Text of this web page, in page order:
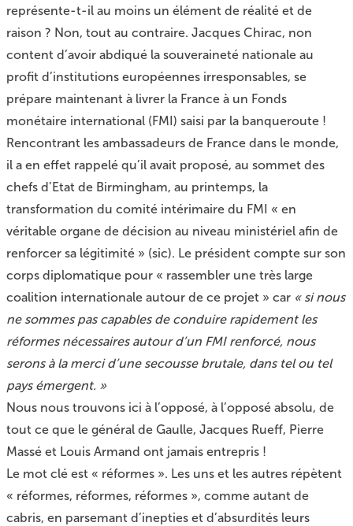
représente-t-il au moins un élément de réalité et de
raison ? Non, tout au contraire. Jacques Chirac, non
content d’avoir abdiqué la souveraineté nationale au
profit d’institutions européennes irresponsables, se
prépare maintenant à livrer la France à un Fonds
monétaire international (FMI) saisi par la banqueroute !
Rencontrant les ambassadeurs de France dans le monde,
il a en effet rappelé qu’il avait proposé, au sommet des
chefs d’Etat de Birmingham, au printemps, la
transformation du comité intérimaire du FMI « en
véritable organe de décision au niveau ministériel afin de
renforcer sa légitimité » (sic). Le président compte sur son
corps diplomatique pour « rassembler une très large
coalition internationale autour de ce projet » car « si nous
ne sommes pas capables de conduire rapidement les
réformes nécessaires autour d’un FMI renforcé, nous
serons à la merci d’une secousse brutale, dans tel ou tel
pays émergent. »
Nous nous trouvons ici à l’opposé, à l’opposé absolu, de
tout ce que le général de Gaulle, Jacques Rueff, Pierre
Massé et Louis Armand ont jamais entrepris !
Le mot clé est « réformes ». Les uns et les autres répètent
« réformes, réformes, réformes », comme autant de
cabris, en parsemant d’inepties et d’absurdités leurs